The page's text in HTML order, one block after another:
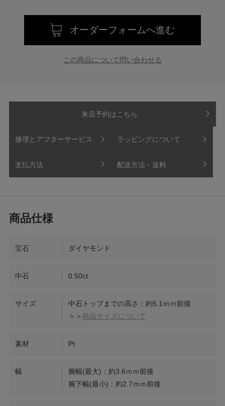
オーダーフォームへ進む
この商品について問い合わせる
来店予約はこちら
修理とアフターサービス ラッピングについて
支払方法 配送方法・送料
宝石 ダイヤモンド
中石 0.50ct
サイズ
中石トップまでの高さ：約5.1ｍｍ前後
＞＞ 商品サイズについて
素材 Pt
幅
腕幅(最大)：約3.6ｍｍ前後
腕下幅(最小)：約2.7ｍｍ前後